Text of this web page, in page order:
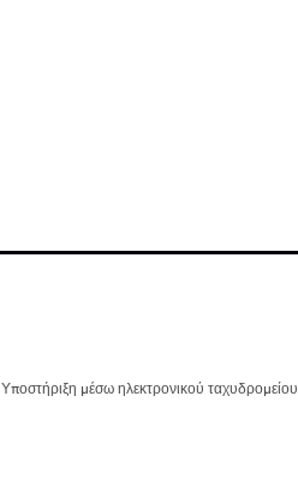
Υποστήριξη μέσω ηλεκτρονικού ταχυδρομείου